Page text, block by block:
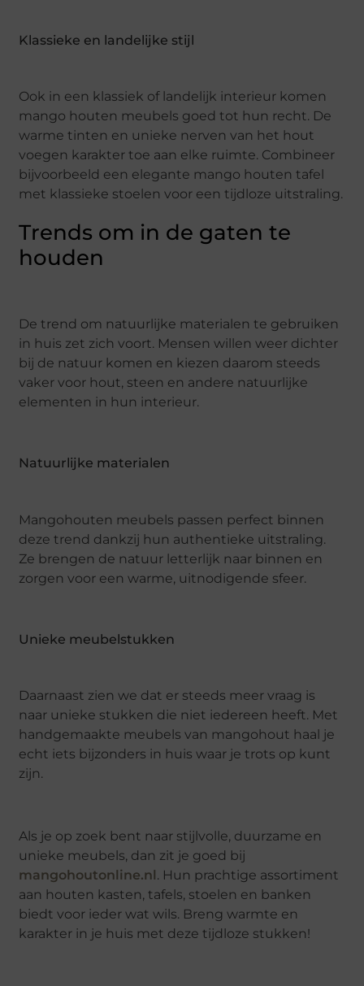
Klassieke en landelijke stijl
Ook in een klassiek of landelijk interieur komen
mango houten meubels goed tot hun recht. De
warme tinten en unieke nerven van het hout
voegen karakter toe aan elke ruimte. Combineer
bijvoorbeeld een elegante mango houten tafel
met klassieke stoelen voor een tijdloze uitstraling.
Trends om in de gaten te
houden
De trend om natuurlijke materialen te gebruiken
in huis zet zich voort. Mensen willen weer dichter
bij de natuur komen en kiezen daarom steeds
vaker voor hout, steen en andere natuurlijke
elementen in hun interieur.
Natuurlijke materialen
Mangohouten meubels passen perfect binnen
deze trend dankzij hun authentieke uitstraling.
Ze brengen de natuur letterlijk naar binnen en
zorgen voor een warme, uitnodigende sfeer.
Unieke meubelstukken
Daarnaast zien we dat er steeds meer vraag is
naar unieke stukken die niet iedereen heeft. Met
handgemaakte meubels van mangohout haal je
echt iets bijzonders in huis waar je trots op kunt
zijn.
Als je op zoek bent naar stijlvolle, duurzame en
unieke meubels, dan zit je goed bij
mangohoutonline.nl. Hun prachtige assortiment
aan houten kasten, tafels, stoelen en banken
biedt voor ieder wat wils. Breng warmte en
karakter in je huis met deze tijdloze stukken!